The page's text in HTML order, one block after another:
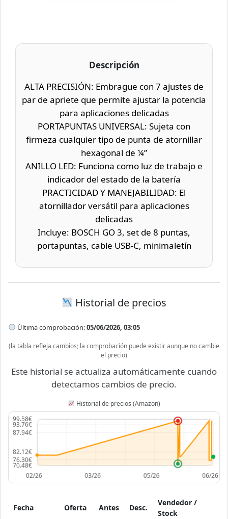
Descripción
ALTA PRECISIÓN: Embrague con 7 ajustes de
par de apriete que permite ajustar la potencia
para aplicaciones delicadas
PORTAPUNTAS UNIVERSAL: Sujeta con
firmeza cualquier tipo de punta de atornillar
hexagonal de ¼”
ANILLO LED: Funciona como luz de trabajo e
indicador del estado de la batería
PRACTICIDAD Y MANEJABILIDAD: El
atornillador versátil para aplicaciones
delicadas
Incluye: BOSCH GO 3, set de 8 puntas,
portapuntas, cable USB-C, minimaletín
Historial de precios
Última comprobación:05/06/2026, 03:05
(la tabla refleja cambios; la comprobación puede existir aunque no cambie
el precio)
Este historial se actualiza automáticamente cuando
detectamos cambios de precio.
Historial de precios (Amazon)
Fecha Oferta Antes Desc.
Vendedor /
Stock